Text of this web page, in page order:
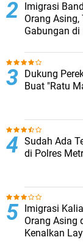
Imigrasi
Orang
Gabungan
Dukung
Buat "Ratu
Sudah Ada
di Polres
Imigrasi
Orang Asing
Kenalkan